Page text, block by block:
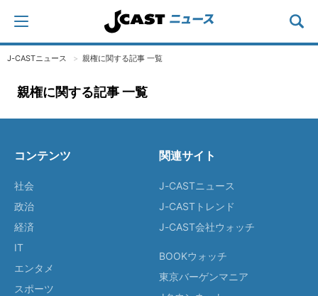
J-CASTニュース 親権に関する記事 一覧
親権に関する記事 一覧
コンテンツ
社会
政治
経済
IT
エンタメ
スポーツ
関連サイト
J-CASTニュース
J-CASTトレンド
J-CAST会社ウォッチ
BOOKウォッチ
東京バーゲンマニア